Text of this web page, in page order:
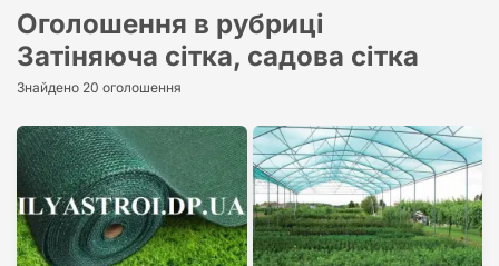
Найновіші
Найстаріші
Найдешевший
Оголошення в рубриці
Затіняюча сітка, садова сітка
Знайдено 20 оголошення